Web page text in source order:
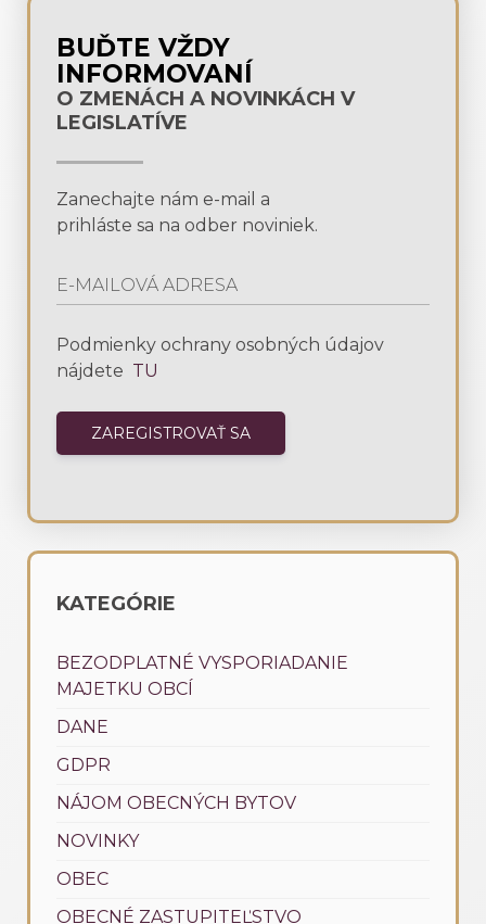
BUĎTE VŽDY
INFORMOVANÍ
O ZMENÁCH A NOVINKÁCH V
LEGISLATÍVE
Zanechajte nám e-mail a
prihláste sa na odber noviniek.
Podmienky ochrany osobných údajov
nájdete TU
KATEGÓRIE
BEZODPLATNÉ VYSPORIADANIE
MAJETKU OBCÍ
DANE
GDPR
NÁJOM OBECNÝCH BYTOV
NOVINKY
OBEC
OBECNÉ ZASTUPITEĽSTVO